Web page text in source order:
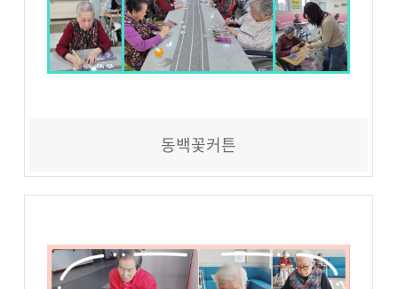
동백꽃커튼